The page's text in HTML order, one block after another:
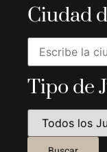
Ciudad
Tipo de